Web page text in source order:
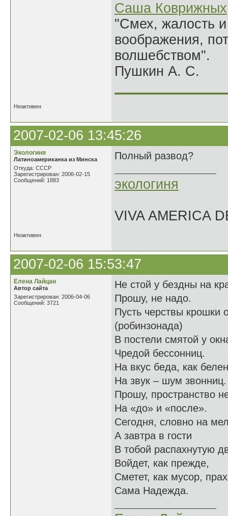
Саша Коврижных
"Смех, жалость
воображения,
волшебством".
Пушкин А. С.
Неактивен
2007-02-06 13:45:26
Экологиня
Латиноамериканка из Минска
Откуда: СССР
Зарегистрирован: 2006-02-15
Сообщений: 1883
Полный развод?
экологиня
VIVA AMERICA
Неактивен
2007-02-06 15:53:47
Елена Лайцан
Автор сайта
Зарегистрирован: 2006-04-06
Сообщений: 3721
Не стой у бездны на
Прошу, не надо.
Пусть черствы крошки
(робинзонада)
В постели смятой у
Чредой бессонниц.
На вкус беда, как
На звук – шум звонниц.
Прошу, пространство
На «до» и «после».
Сегодня, словно на
А завтра в гости
В тобой распахнутую
Войдет, как прежде,
Сметет, как мусор,
Сама Надежда.